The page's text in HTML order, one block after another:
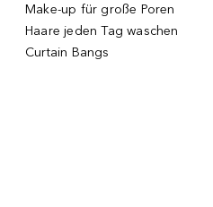
Make-up für große Poren
Haare jeden Tag waschen
Curtain Bangs